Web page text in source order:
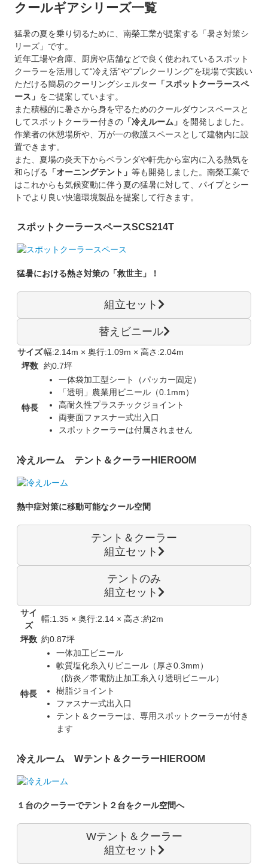
クールギアシリーズ一覧
猛暑の夏を乗り切るために、南榮工業が提案する「暑さ対策シ
リーズ」です。
近年工場や倉庫、厨房や店舗などで良く使われているスポット
クーラーを活用して“冷え活”や“プレクーリング”を現場で実践い
ただける簡易のクーリングシェルター 「スポットクーラースペ
ース」 をご提案しています。
また積極的に暑さから身を守るためのクールダウンスペースと
してスポットクーラー付きの 「冷えルーム」 を開発しました。
作業者の休憩場所や、万が一の救護スペースとして建物内に設
置できます。
また、夏場の炎天下からベランダや軒先から室内に入る熱気を
和らげる
「オーニングテント」等も開発しました。南榮工業で
はこれからも気候変動に伴う夏の猛暑に対して、パイプとシー
トでより良い快適環境製品を提案して行きます。
スポットクーラースペースSCS214T
猛暑における熱さ対策の「救世主」！
組立セット
替えビニール
サイズ幅:2.14m × 奥行:1.09m × 高さ:2.04m
坪数 約0.7坪
特長
一体袋加工型シート（パッカー固定）
「透明」農業用ビニール（0.1mm）
高耐久性プラスチックジョイント
両妻面ファスナー式出入口
スポットクーラーは付属されません
冷えルーム テント＆クーラーHIEROOM
熱中症対策に移動可能なクール空間
テント＆クーラー
組立セット
テントのみ
組立セット
サイ
ズ
幅:1.35 × 奥行:2.14 × 高さ:約2m
坪数 約0.87坪
特長
一体加工ビニール
軟質塩化糸入りビニール（厚さ0.3mm）
（防炎／帯電防止加工糸入り透明ビニール）
樹脂ジョイント
ファスナー式出入口
テント＆クーラーは、専用スポットクーラーが付き
ます
冷えルーム Wテント＆クーラーHIEROOM
１台のクーラーでテント２台をクール空間へ
Wテント＆クーラー
組立セット